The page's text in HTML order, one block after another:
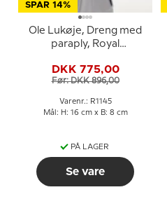
SPAR 14%
Ole Lukøje, Dreng med
paraply, Royal
1145
DKK 775,00
Før: DKK 896,00
Varenr.: R1145
Mål: H: 16 cm x B: 8 cm
PÅ LAGER
Se vare